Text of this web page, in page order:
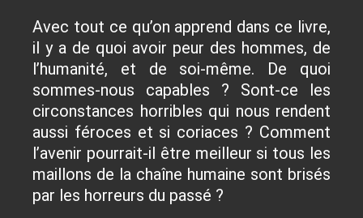
Avec tout ce qu’on apprend dans ce livre,
il y a de quoi avoir peur des hommes, de
l’humanité, et de soi-même. De quoi
sommes-nous capables ? Sont-ce les
circonstances horribles qui nous rendent
aussi féroces et si coriaces ? Comment
l’avenir pourrait-il être meilleur si tous les
maillons de la chaîne humaine sont brisés
par les horreurs du passé ?